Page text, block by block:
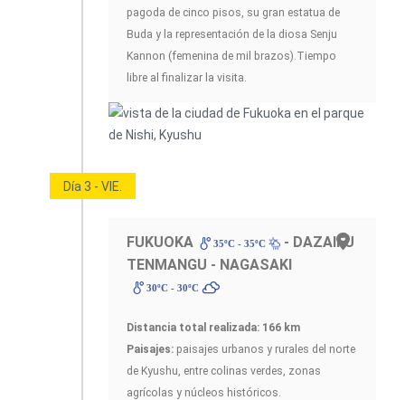
pagoda de cinco pisos, su gran estatua de
Buda y la representación de la diosa Senju
Kannon (femenina de mil brazos).Tiempo
libre al finalizar la visita.
Día 3 - VIE.
FUKUOKA 35ºC - 35ºC
- DAZAIFU
TENMANGU - NAGASAKI
30ºC - 30ºC
Distancia total realizada: 166 km
Paisajes: paisajes urbanos y rurales del norte
de Kyushu, entre colinas verdes, zonas
agrícolas y núcleos históricos.